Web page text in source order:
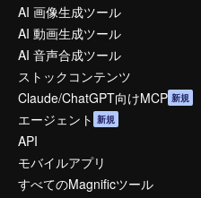
AI 画像生成ツール
AI 動画生成ツール
AI 音声合成ツール
ストックコンテンツ
Claude/ChatGPT向けMCP 新規
エージェント 新規
API
モバイルアプリ
すべてのMagnificツール